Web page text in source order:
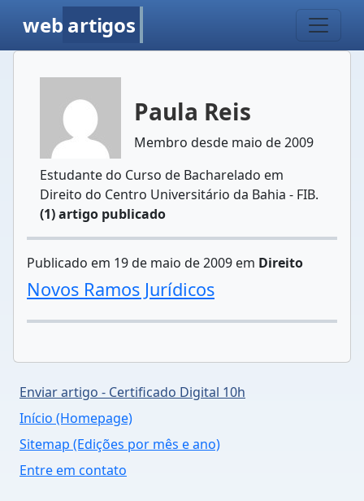
web artigos
Paula Reis
Membro desde maio de 2009
Estudante do Curso de Bacharelado em
Direito do Centro Universitário da Bahia - FIB.
(1) artigo publicado
Publicado em 19 de maio de 2009 em Direito
Novos Ramos Jurídicos
Enviar artigo - Certificado Digital 10h
Início (Homepage)
Sitemap (Edições por mês e ano)
Entre em contato